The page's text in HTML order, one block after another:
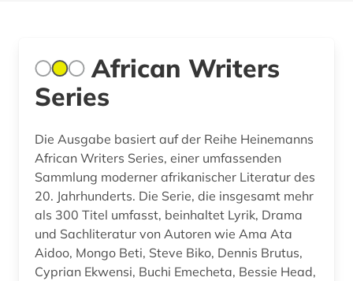
African Writers
Series
Die Ausgabe basiert auf der Reihe Heinemanns
African Writers Series, einer umfassenden
Sammlung moderner afrikanischer Literatur des
20. Jahrhunderts. Die Serie, die insgesamt mehr
als 300 Titel umfasst, beinhaltet Lyrik, Drama
und Sachliteratur von Autoren wie Ama Ata
Aidoo, Mongo Beti, Steve Biko, Dennis Brutus,
Cyprian Ekwensi, Buchi Emecheta, Bessie Head,